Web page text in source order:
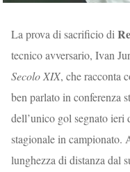
La prova di sacrificio di
tecnico avversario, Ivan
Secolo XIX, che racconta
ben parlato in conferenza
dell’unico gol segnato ieri
stagionale in campionato.
lunghezza di distanza dal